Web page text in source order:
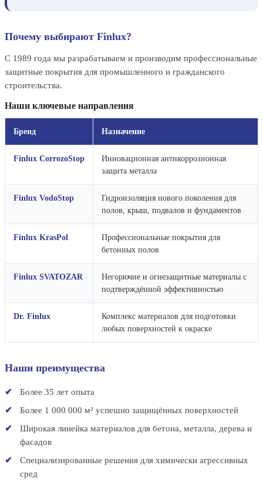
Почему выбирают Finlux?
С 1989 года мы разрабатываем и производим профессиональные
защитные покрытия для промышленного и гражданского
строительства.
Наши ключевые направления
Бренд Назначение
Finlux CorrozoStop
Инновационная антикоррозионная
защита металла
Finlux VodoStop
Гидроизоляция нового поколения для
полов, крыш, подвалов и фундаментов
Finlux KrasPol
Профессиональные покрытия для
бетонных полов
Finlux SVATOZAR
Негорючие и огнезащитные материалы с
подтверждённой эффективностью
Dr. Finlux
Комплекс материалов для подготовки
любых поверхностей к окраске
Наши преимущества
Более 35 лет опыта
Более 1 000 000 м² успешно защищённых поверхностей
Широкая линейка материалов для бетона, металла, дерева и
фасадов
Специализированные решения для химически агрессивных
сред